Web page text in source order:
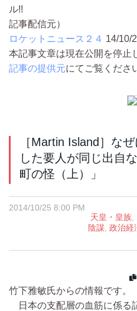
ル!!
記事配信元）
ロケットニュース２４ 14/10/
本記事文章は現在公開を停止
記事の提供元にてご覧くださ
［Martin Island］な
した要人が同じ出自
町の怪（上）」
2014/10/25 8:00 PM
天皇・皇族
陰謀 政治経
竹下雅敏氏からの情報です。
日本の支配層の血筋に係る